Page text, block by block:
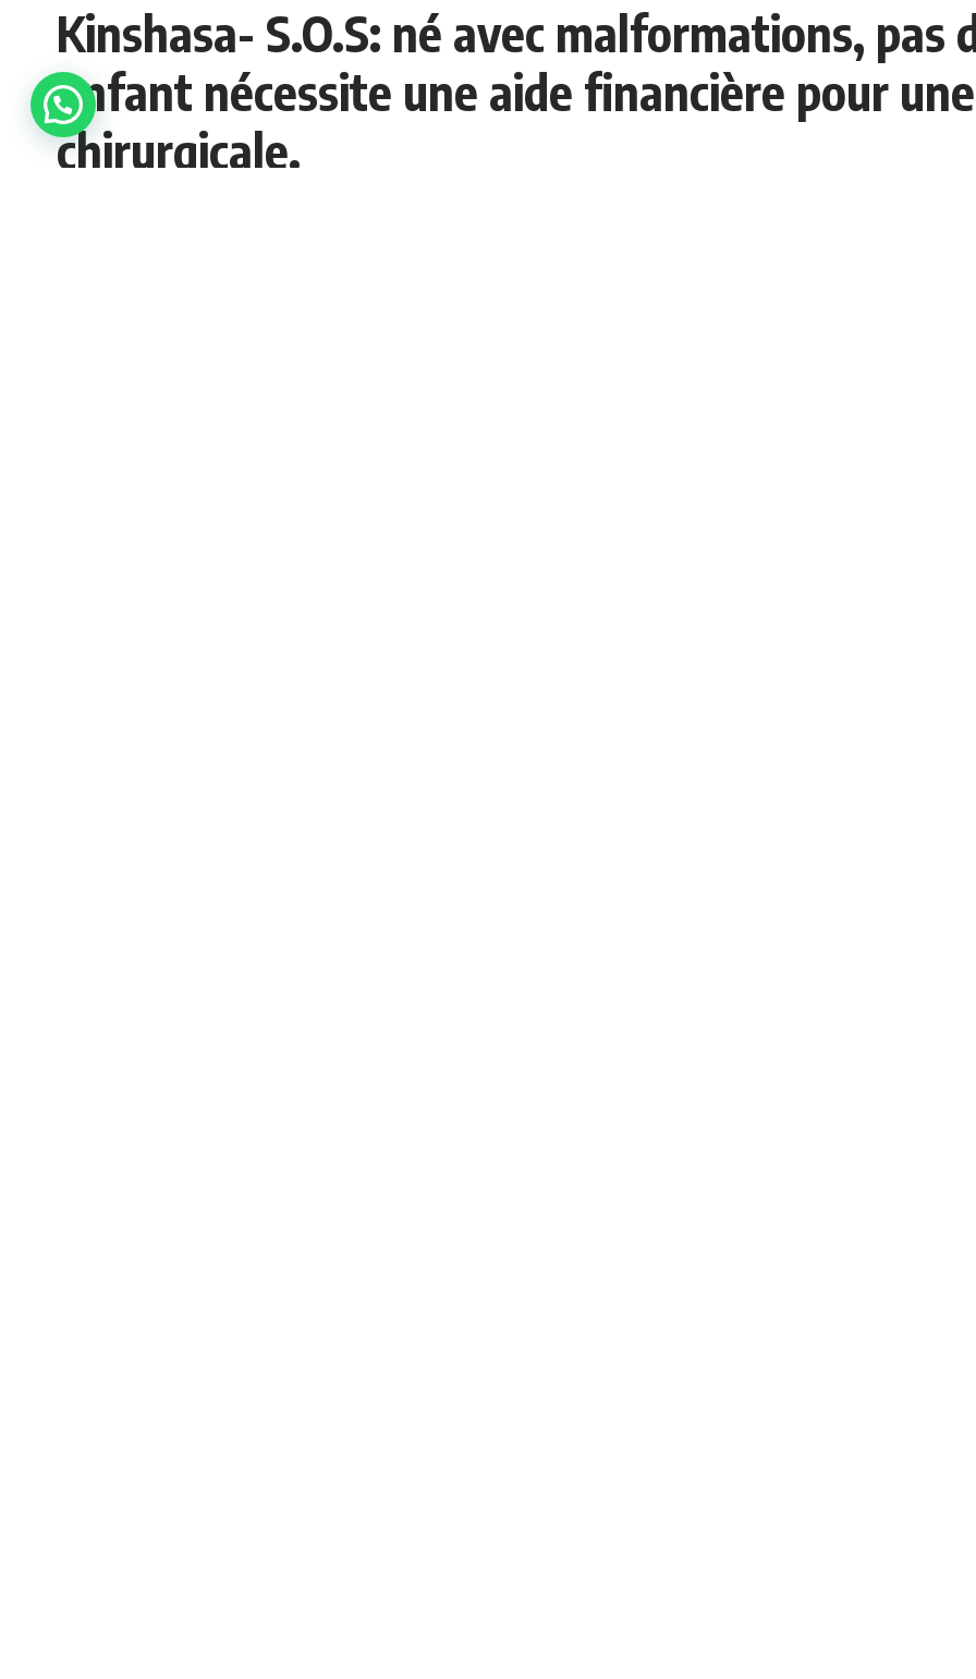
Kinshasa- S.O.S: né avec malformations, pas
enfant nécessite une aide financière pour
chirurgicale.